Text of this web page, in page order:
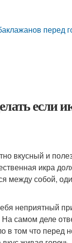
перед
если
вкусный и
икра
между собой,
неприятный
самом деле
в том что перед